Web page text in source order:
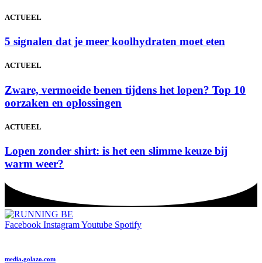
ACTUEEL
5 signalen dat je meer koolhydraten moet eten
ACTUEEL
Zware, vermoeide benen tijdens het lopen? Top 10
oorzaken en oplossingen
ACTUEEL
Lopen zonder shirt: is het een slimme keuze bij
warm weer?
Facebook InstagramYoutube Spotify
media.golazo.com